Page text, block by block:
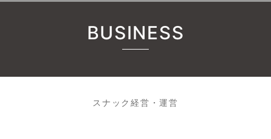
BUSINESS
スナック経営・運営